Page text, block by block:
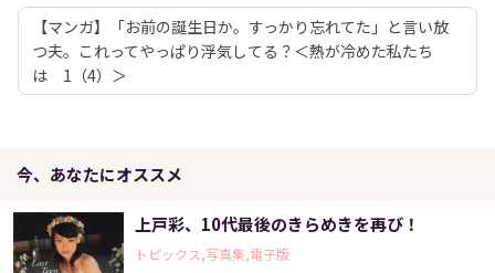
【マンガ】「お前の誕生日か。すっかり忘れてた」と言い放
つ夫。これってやっぱり浮気してる？＜熱が冷めた私たち
は 1（4）＞
今、あなたにオススメ
上戸彩、10代最後のきらめきを再び！
トピックス,写真集,電子版